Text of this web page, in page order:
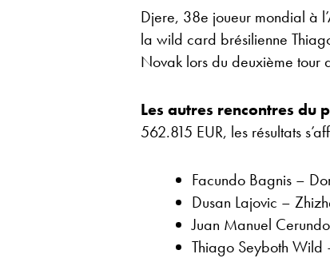
Djere, 38e joueur mondial à
la wild card brésilienne
Novak lors du deuxième tour
Les autres rencontres du
562.815 EUR, les résultats
Facundo Bagnis –
Dusan Lajovic –
Juan Manuel
Thiago Seyboth